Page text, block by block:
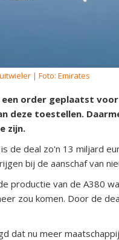
| Foto: Emirates
een order geplaatst
deze toestellen.
zijn.
de deal zo'n 13 miljard
bij de aanschaf van
productie van de A380
zou komen. Door de
dat nu meer